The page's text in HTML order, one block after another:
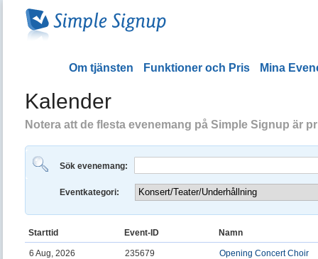
Om tjänsten Funktioner och Pris Mina
Kalender
Notera att de flesta evenemang på Simple Signup är
Sök evenemang:
Eventkategori:
Starttid Event-ID Namn
6 Aug, 2026 235679 Opening Concert Choir